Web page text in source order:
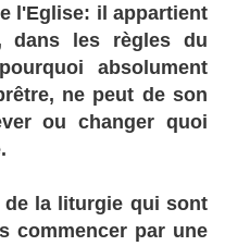
l'Eglise: il appartient
dans les règles du
absolument
ne peut de son
ou changer quoi
de la liturgie qui sont
commencer par une